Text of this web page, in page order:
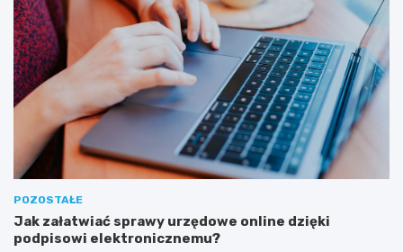
POZOSTAŁE
Jak załatwiać sprawy urzędowe online dzięki
podpisowi elektronicznemu?